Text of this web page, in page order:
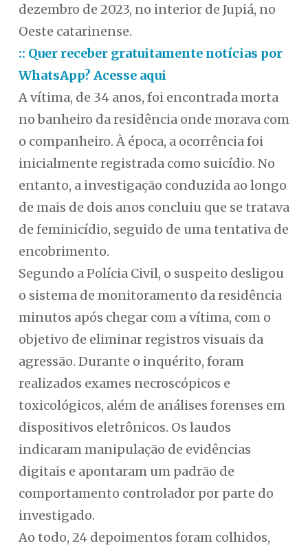
dezembro de 2023, no interior de Jupiá, no
Oeste catarinense.
:: Quer receber gratuitamente notícias por
WhatsApp? Acesse aqui
A vítima, de 34 anos, foi encontrada morta
no banheiro da residência onde morava com
o companheiro. À época, a ocorrência foi
inicialmente registrada como suicídio. No
entanto, a investigação conduzida ao longo
de mais de dois anos concluiu que se tratava
de feminicídio, seguido de uma tentativa de
encobrimento.
Segundo a Polícia Civil, o suspeito desligou
o sistema de monitoramento da residência
minutos após chegar com a vítima, com o
objetivo de eliminar registros visuais da
agressão. Durante o inquérito, foram
realizados exames necroscópicos e
toxicológicos, além de análises forenses em
dispositivos eletrônicos. Os laudos
indicaram manipulação de evidências
digitais e apontaram um padrão de
comportamento controlador por parte do
investigado.
Ao todo, 24 depoimentos foram colhidos,